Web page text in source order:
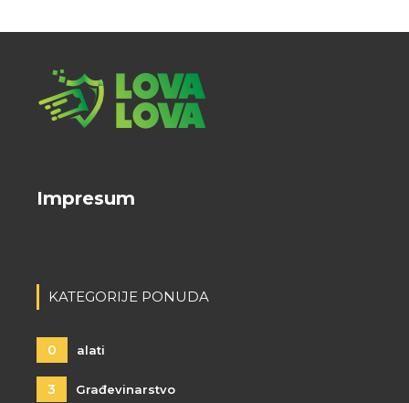
Impresum
KATEGORIJE PONUDA
0 alati
3 Građevinarstvo